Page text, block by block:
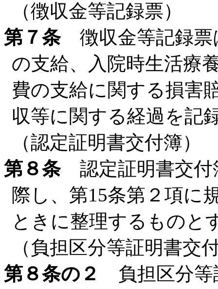
（徴収金等記録票）
第７条徴収金等記録票
の支給、入院時生活療
費の支給に関する損害
収等に関する経過を記
（認定証明書交付簿）
第８条認定証明書交付
際し、第15条第２項に
ときに整理するものと
（負担区分等証明書交
第８条の２
負担区分等